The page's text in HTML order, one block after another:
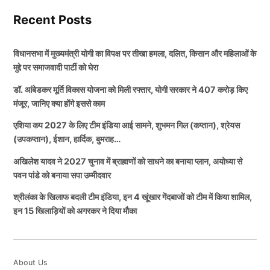
रन निकाले थे।
इसी के साथ ही खिलाड़ी श्रीलंका के खिलाफ अनाधिकारिक टेस्ट
सीरीज के पहले मैच में 132 रनों की विस्फोटक पारी खेल कर सभी
को हैरान कर दिया है। इसके बाद भी खिलाड़ी को अन्य फॉर्मेट में
खेलने का मौका नहीं दिया जा रहा हैं।
ALSO READ:विराट कोहली जैसी बल्लेबाजी करते हैं ये
खिलाड़ी, लेकिन स्ट्राइक रेट की वजह से नही मिल रहा टीम
इंडिया में मौका
TAGGED: BCCI Indian Cricket Team Sai Sudharsan
सरकार का कहना है कि इस योजना के माध्यम से ऐतिहासिक और
लोगों के लिए सुविधाएं भी बढ़ाई जाएंगी। यह राशि अनुपूरक बजट
के तहत उपलब्ध कराई गई है।
प्रतिमाओं पर लगेंगे शेड, होगा सौंदर्यीकरण
योजना के तहत डॉ. आंबेडकर की प्रतिमाओं के ऊपर सुरक्षात्मक
शेड (छतरी) लगाने, आसपास के परिसर का सौंदर्यीकरण करने,
प्रकाश व्यवस्था, पेयजल, बैठने की व्यवस्था और अन्य बुनियादी
प्रतिमाएं मौसम की मार से सुरक्षित रहें और इन स्थलों पर आने
इसके अलावा जिन स्थानों पर प्रतिमाएं क्षतिग्रस्त हैं या रखरखाव
Recent Posts
विधानसभा में मुख्यमंत्री योगी का विपक्ष पर तीखा हमला, दलित, किसान और महिलाओं के
मुद्दे पर समाजवादी पार्टी को घेरा
डॉ. आंबेडकर मूर्ति विकास योजना को मिली रफ्तार, योगी सरकार ने 407 करोड़ किए
मंजूर, जानिए क्या होंगे इससे काम
एशिया कप 2027 के लिए टीम इंडिया आई सामने, शुभमन गिल (कप्तान), श्रेयस
(उपकप्तान), ईशान, हार्दिक, बुमराह…
अखिलेश यादव ने 2027 चुनाव में ब्राह्मणों को साधने का बनाया प्लान, अयोध्या से
पवन पांडे को बनाया सपा उम्मीदवार
श्रीलंका के खिलाफ बदली टीम इंडिया, इन 4 खूंखार गेंदबाजों को टीम में किया शामिल,
इन 15 खिलाड़ियों को अगरकर ने दिया मौका
About Us